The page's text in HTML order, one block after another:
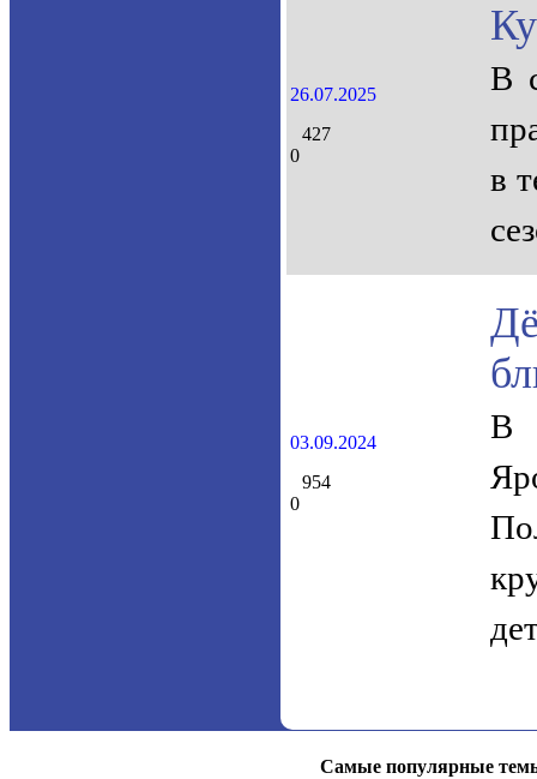
26.07.2025
427
0
В
в
03.09.2024
954
0
В
Самые популярные